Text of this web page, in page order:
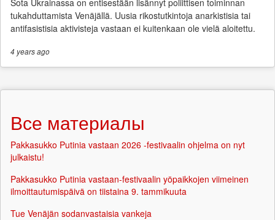
tukahduttamista Venäjällä. Uusia rikostutkintoja anarkistisia tai
antifasistisia aktivisteja vastaan ei kuitenkaan ole vielä aloitettu.
4 yearsago
Все материалы
Pakkasukko Putinia vastaan 2026 -festivaalin ohjelma on nyt
julkaistu!
Pakkasukko Putinia vastaan-festivaalin yöpaikkojen viimeinen
ilmoittautumispäivä on tiistaina 9. tammikuuta
Tue Venäjän sodanvastaisia vankeja